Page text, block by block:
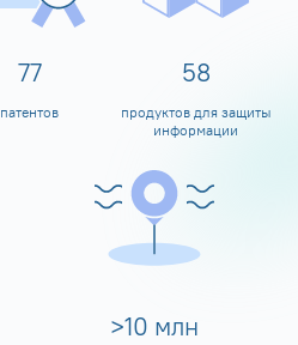
80
патентов
60
продуктов для защиты
информации
>10 млн